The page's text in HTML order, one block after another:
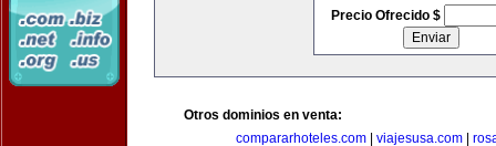
Precio Ofrecido $
Otros dominios en venta:
compararhoteles.com| viajesusa.com|